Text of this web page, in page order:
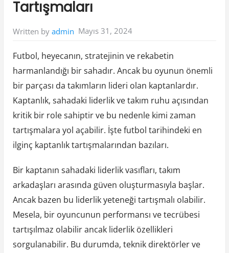
Tartışmaları
Written by admin Mayıs 31, 2024
Futbol, heyecanın, stratejinin ve rekabetin
harmanlandığı bir sahadır. Ancak bu oyunun önemli
bir parçası da takımların lideri olan kaptanlardır.
Kaptanlık, sahadaki liderlik ve takım ruhu açısından
kritik bir role sahiptir ve bu nedenle kimi zaman
tartışmalara yol açabilir. İşte futbol tarihindeki en
ilginç kaptanlık tartışmalarından bazıları.
Bir kaptanın sahadaki liderlik vasıfları, takım
arkadaşları arasında güven oluşturmasıyla başlar.
Ancak bazen bu liderlik yeteneği tartışmalı olabilir.
Mesela, bir oyuncunun performansı ve tecrübesi
tartışılmaz olabilir ancak liderlik özellikleri
sorgulanabilir. Bu durumda, teknik direktörler ve